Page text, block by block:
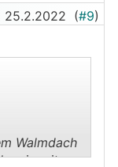
25.2.2022 (#9)
Walmdach
mir seitens